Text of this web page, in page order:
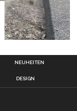
NEUHEITEN
DESIGN